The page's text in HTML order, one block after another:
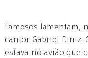
Famosos lamentam,
cantor Gabriel Diniz.
estava no avião que